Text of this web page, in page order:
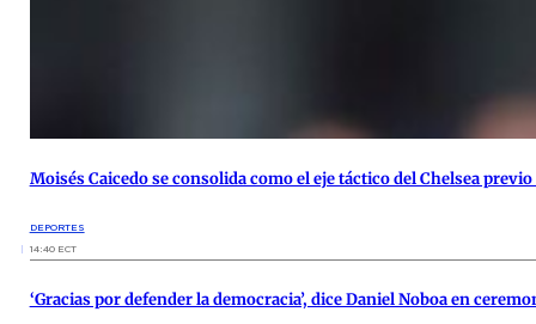
Moisés Caicedo se consolida como el eje táctico del Chelsea
DEPORTES
14:40 ECT
‘Gracias por defender la democracia’, dice Daniel Noboa en